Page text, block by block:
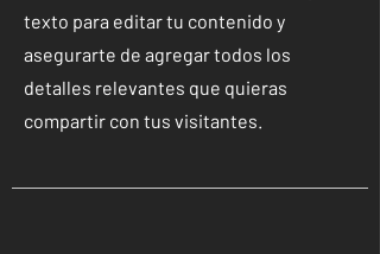
texto para editar tu contenido y
asegurarte de agregar todos los
detalles relevantes que quieras
compartir con tus visitantes.